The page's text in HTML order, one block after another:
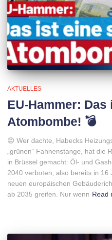
AKTUELLES
EU-Hammer:
Atombombe! 💣
😡 Wer dachte, Habecks
„grünen“ Fahnenstange, hat die
in Brüssel gemacht: Öl- und
2040 verboten, also bereits in 16
neuen europäischen
ab 2035 greifen. Nur wenn Read